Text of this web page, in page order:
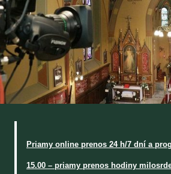
Priamy online prenos 24 h/7 dní a
15.00 – priamy prenos hodiny